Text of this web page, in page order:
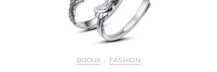
BIJOUX , FASHION